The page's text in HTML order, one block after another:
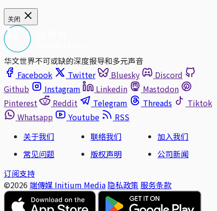
关闭
华文世界不可或缺的深度报导和多元声音
Facebook
Twitter Bluesky
Discord
Github
Instagram Linkedin
Mastodon
Pinterest
Reddit Telegram Threads
Tiktok
Whatsapp
Youtube
RSS
关于我们
联络我们
加入我们
常见问题
版权声明
公司新闻
订阅支持
©2026 端傳媒 Initium Media 隐私政策 服务条款